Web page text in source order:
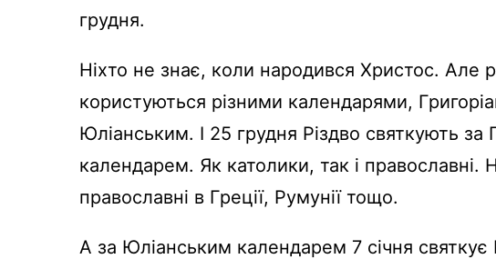
грудня.
Ніхто не знає, коли народився Христос. Але
користуються різними календарями,
Юліанським. І 25 грудня Різдво святкують за
календарем. Як католики, так і православні.
православні в Греції, Румунії тощо.
А за Юліанським календарем 7 січня святкує